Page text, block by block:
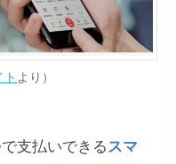
ト より）
支払いできる スマ